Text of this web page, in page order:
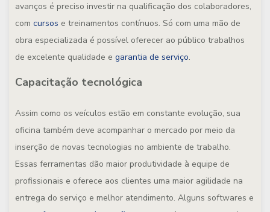
avanços é preciso investir na qualificação dos colaboradores,
com cursos e treinamentos contínuos. Só com uma mão de
obra especializada é possível oferecer ao público trabalhos
de excelente qualidade e garantia de serviço.
Capacitação tecnológica
Assim como os veículos estão em constante evolução, sua
oficina também deve acompanhar o mercado por meio da
inserção de novas tecnologias no ambiente de trabalho.
Essas ferramentas dão maior produtividade à equipe de
profissionais e oferece aos clientes uma maior agilidade na
entrega do serviço e melhor atendimento. Alguns softwares e